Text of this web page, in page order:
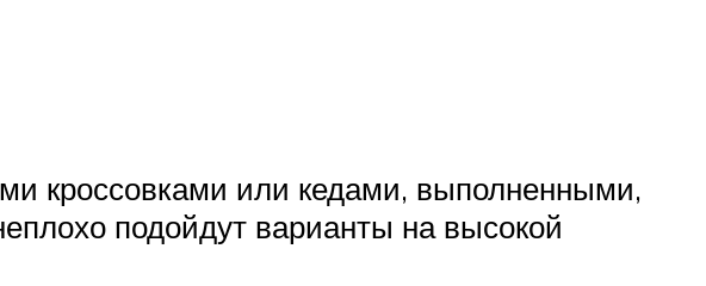
кроссовками или кедами, выполненными,
подойдут варианты на высокой